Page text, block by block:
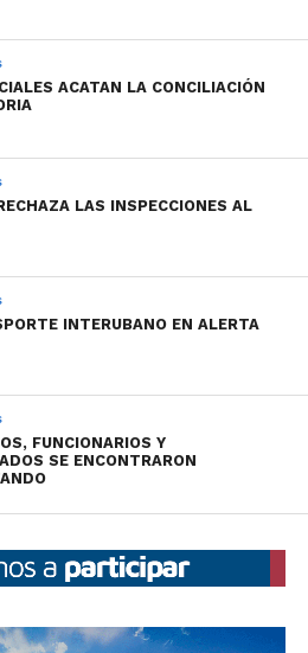
concentrarán en la Plaza
de Vélez Sarsfeld y
Gremial UEPC).
ACATAN LA CONCILIACIÓN
LAS INSPECCIONES AL
INTERUBANO EN ALERTA
FUNCIONARIOS Y
SE ENCONTRARON